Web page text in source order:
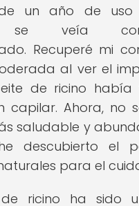
un año de uso
se veía
Recuperé mi
al ver el
de ricino había
capilar. Ahora, no
saludable y
descubierto el
para el
ricino ha sido